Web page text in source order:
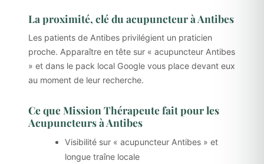
La proximité, clé du acupuncteur à Antibes
Les patients de Antibes privilégient un praticien
proche. Apparaître en tête sur « acupuncteur Antibes
» et dans le pack local Google vous place devant eux
au moment de leur recherche.
Ce que Mission Thérapeute fait pour les
Acupuncteurs à Antibes
Visibilité sur « acupuncteur Antibes » et
longue traîne locale